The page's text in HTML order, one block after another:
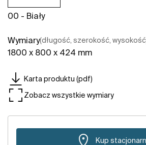
00 - Biały
Wymiary(długość, szerokość,
1800 x 800 x 424 mm
Karta produktu (pdf)
Zobacz wszystkie wymiary
Kup